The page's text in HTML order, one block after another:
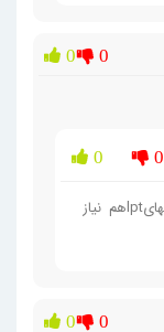
0 0
0 0
برای مصارف صنعتی مناسبه.ولی اگر پورتهایlptهم نیاز
0 0